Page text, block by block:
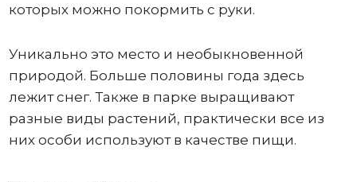
которых можно покормить с руки.
Уникально это место и необыкновенной
природой. Больше половины года здесь
лежит снег. Также в парке выращивают
разные виды растений, практически все из
них особи используют в качестве пищи.